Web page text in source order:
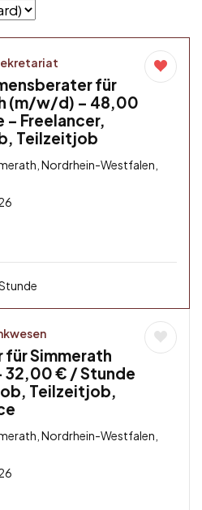
für
(m/w/d) – 48,00
– Freelancer,
Teilzeitjob
Nordrhein-Westfalen,
Simmerath
€ / Stunde
Teilzeitjob,
Nordrhein-Westfalen,